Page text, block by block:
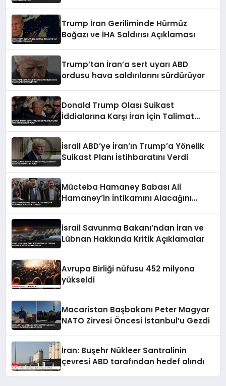
Trump İran Geriliminde Hürmüz
Boğazı ve İHA Saldırısı Açıklaması
Trump’tan İran’a sert uyarı ABD
ordusu hava saldırılarını sürdürüyor
Donald Trump Olası Suikast
İddialarına Karşı İran İçin Talimat
İsrail ABD’ye İran’ın Trump’a Yönelik
Suikast Planı İstihbaratını Verdi
Mücteba Hamaney Babası Ali
Hamaney’in İntikamını Alacağını
İsrail Savunma Bakanı’ndan İran ve
Lübnan Hakkında Kritik Açıklamalar
Avrupa Birliği nüfusu 452 milyona
yükseldi
Macaristan Başbakanı Peter Magyar
NATO Zirvesi Öncesi İstanbul’u Gezdi
İran: Buşehr Nükleer Santralinin
çevresi ABD tarafından hedef alındı